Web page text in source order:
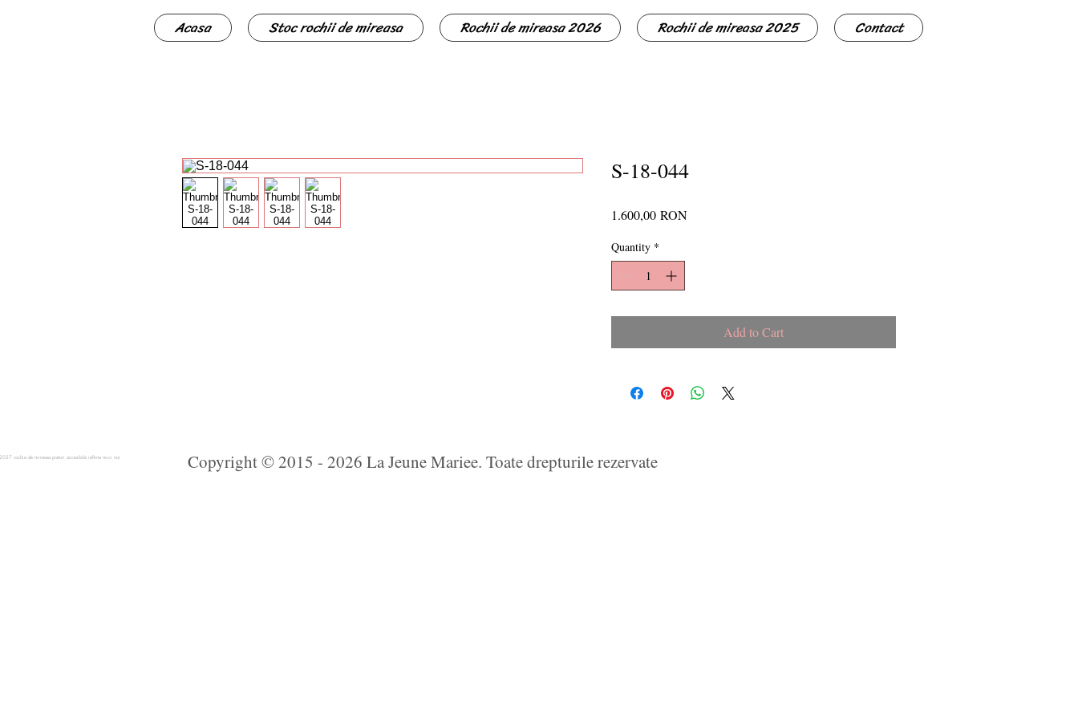
Acasa Stoc rochii de mireasa Rochii de mireasa 2026 Rochii de mireasa 2025 Contact
S-18-044
1.600,00 RONPrice
Quantity *
Add to Cart
rochie de mireasa preturi accesibile ieftine mici noi Copyright © 2015 - 2026 La Jeune Mariee. Toate drepturile rezervate